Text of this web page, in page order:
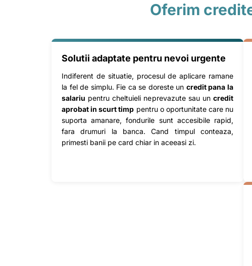
Oferim
Solutii adaptate pentru nevoi urgente
Indiferent de situatie, procesul de aplicare ramane
la fel de simplu. Fie ca se doreste un credit pana la
salariu pentru cheltuieli neprevazute sau un credit
aprobat in scurt timp pentru o oportunitate care nu
suporta amanare, fondurile sunt accesibile rapid,
fara drumuri la banca. Cand timpul conteaza,
primesti banii pe card chiar in aceeasi zi.